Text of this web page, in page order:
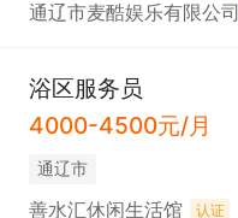
通辽市麦酷娱乐有限公司
浴区服务员
4000-4500元/月
通辽市
善水汇休闲生活馆 认证